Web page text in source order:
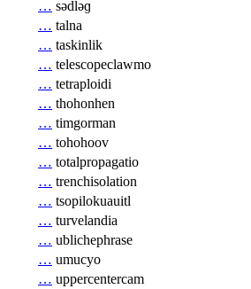
… sədləɡ
… talna
… taskinlik
… telescopeclawmo
… tetraploidi
… thohonhen
… timgorman
… tohohoov
… totalpropagatio
… trenchisolation
… tsopilokuauitl
… turvelandia
… ublichephrase
… umucyo
… uppercentercam